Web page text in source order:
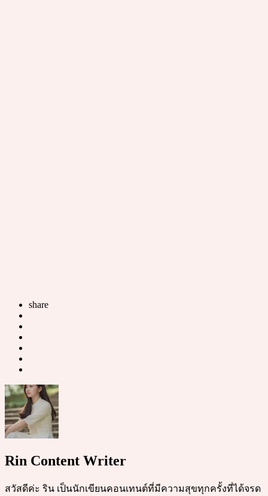
share
Rin Content Writer
สวัสดีค่ะ ริน เป็นนักเขียนคอนเทนต์ที่มีความสุขทุกครั้งที่ได้จรด